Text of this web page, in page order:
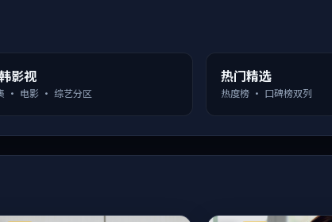
影视
· 电影 · 综艺分区
热门精选
热度榜 · 口碑榜双列